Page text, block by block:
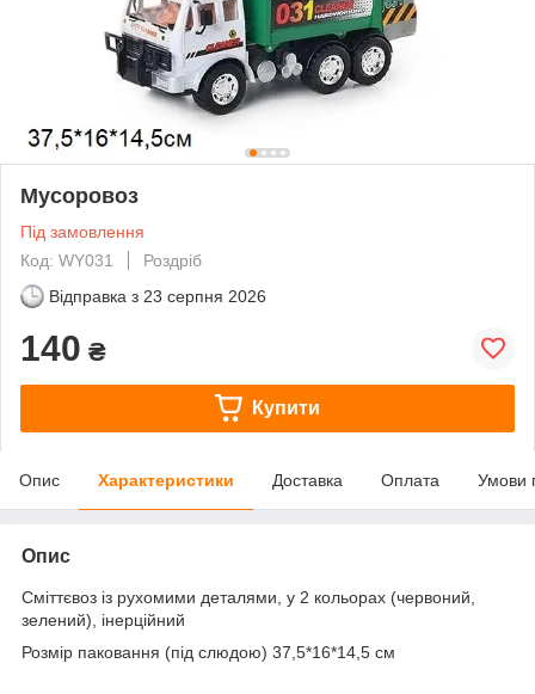
Мусоровоз
Під замовлення
Код: WY031
Роздріб
Відправка з 23 серпня 2026
140 ₴
Купити
Опис Характеристики Доставка Оплата Умови
Опис
Сміттєвоз із рухомими деталями, у 2 кольорах (червоний,
зелений), інерційний
Розмір паковання (під слюдою) 37,5*16*14,5 см